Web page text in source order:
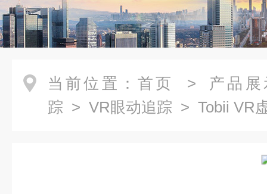
当前位置： 首页 > 产品展
踪 > VR眼动追踪 > Tobii VR